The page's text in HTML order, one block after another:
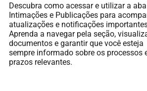
Descubra como acessar e utilizar a
Intimações e Publicações para
atualizações e notificações
Aprenda a navegar pela seção,
documentos e garantir que você esteja
sempre informado sobre os processos
prazos relevantes.